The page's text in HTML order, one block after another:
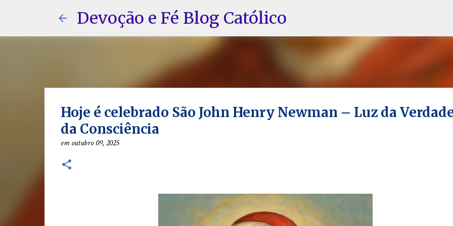
Pular para o conteúdo principal
Devoção e Fé Blog Católico
Hoje é celebrado São John Henry Newman – Luz da
da Consciência
emoutubro 09, 2025